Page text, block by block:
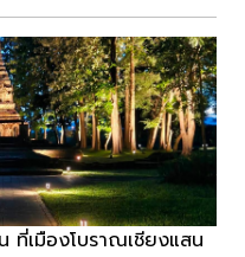
ที่เมืองโบราณเชียงแสน